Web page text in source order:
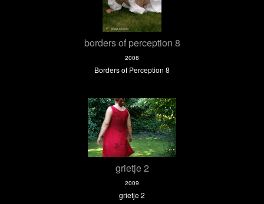
borders of perception 8
2008
Borders of Perception 8
grietje 2
2009
grietje 2